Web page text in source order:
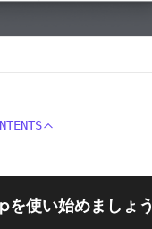
使い始めましょう